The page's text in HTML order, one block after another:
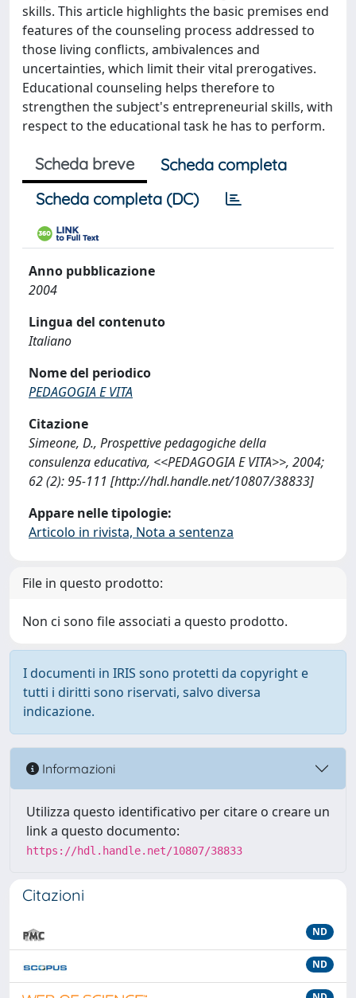
skills. This article highlights the basic premises end
features of the counseling process addressed to
those living conflicts, ambivalences and
uncertainties, which limit their vital prerogatives.
Educational counseling helps therefore to
strengthen the subject's entrepreneurial skills, with
respect to the educational task he has to perform.
Scheda breve
Scheda completa
Scheda completa (DC)
Anno pubblicazione
2004
Lingua del contenuto
Italiano
Nome del periodico
PEDAGOGIA E VITA
Citazione
Simeone, D., Prospettive pedagogiche della
consulenza educativa, <<PEDAGOGIA E VITA>>, 2004;
62 (2): 95-111 [http://hdl.handle.net/10807/38833]
Appare nelle tipologie:
Articolo in rivista, Nota a sentenza
File in questo prodotto:
Non ci sono file associati a questo prodotto.
I documenti in IRIS sono protetti da copyright e
tutti i diritti sono riservati, salvo diversa
indicazione.
Informazioni
Utilizza questo identificativo per citare o creare un
link a questo documento:
https://hdl.handle.net/10807/38833
Citazioni
ND
ND